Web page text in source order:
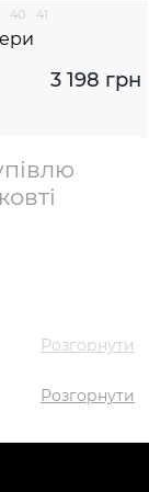
40 41
3 198 грн
Розгорнути
Розгорнути